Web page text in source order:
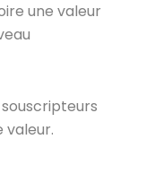
une valeur
valeur.